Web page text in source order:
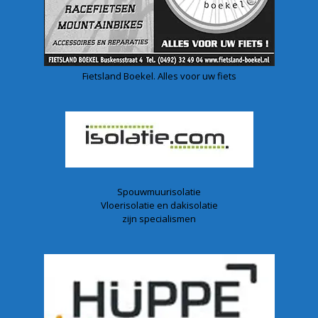
Fietsland Boekel. Alles voor uw fiets
Spouwmuurisolatie
Vloerisolatie en dakisolatie
zijn specialismen